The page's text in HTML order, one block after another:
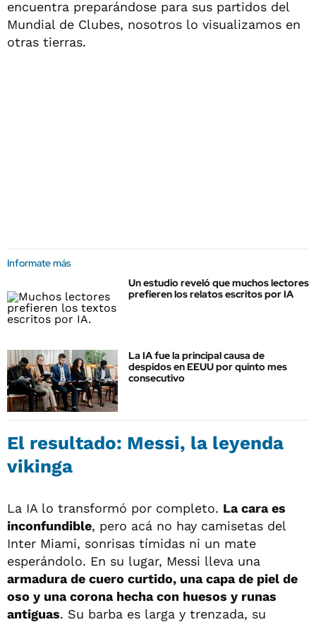
encuentra preparándose para sus partidos del
Mundial de Clubes, nosotros lo visualizamos en
otras tierras.
Informate más
Un estudio reveló que muchos lectores
prefieren los relatos escritos por IA
La IA fue la principal causa de
despidos en EEUU por quinto mes
consecutivo
El resultado: Messi, la leyenda
vikinga
La IA lo transformó por completo. La cara es
inconfundible, pero acá no hay camisetas del
Inter Miami, sonrisas tímidas ni un mate
esperándolo. En su lugar, Messi lleva una
armadura de cuero curtido, una capa de piel de
oso y una corona hecha con huesos y runas
antiguas. Su barba es larga y trenzada, su